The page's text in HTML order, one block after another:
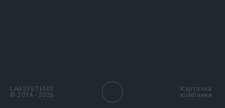
LABSYSTEMS
© 2014 - 2026
Карточка
компании